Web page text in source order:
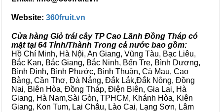
Website: 360fruit.vn
Cửa hàng Giỏ trái cây TP Cao Lãnh Đồng Tháp có
mặt tại 64 Tỉnh/Thành Trong cả nước bao gồm:
Hồ Chí Minh, Hà Nội, An Giang, Vũng Tàu, Bạc Liêu,
Bắc Kạn, Bắc Giang, Bắc Ninh, Bến Tre, Bình Dương,
Bình Định, Bình Phước, Bình Thuận, Cà Mau, Cao
Bằng, Cần Thơ, Đà Nẵng, Đắk Lắk,Đắk Nông, Đồng
Nai, Biên Hòa, Đồng Tháp, Điện Biên, Gia Lai, Hà
Giang, Hà Nam,Sài Gòn, TPHCM, Khánh Hòa, Kiên
Giang, Kon Tum, Lai Châu, Lào Cai, Lạng Sơn, Lâm